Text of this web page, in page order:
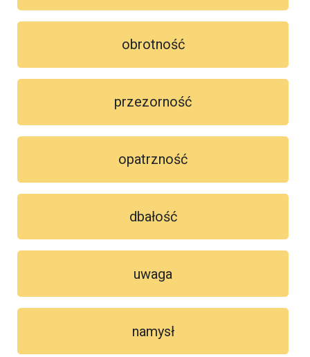
obrotność
przezorność
opatrzność
dbałość
uwaga
namysł